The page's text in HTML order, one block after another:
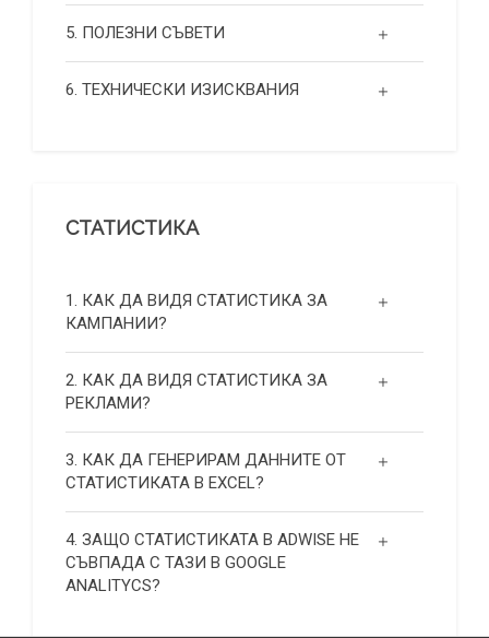
5. ПОЛЕЗНИ СЪВЕТИ
6. ТЕХНИЧЕСКИ ИЗИСКВАНИЯ
СТАТИСТИКА
1. КАК ДА ВИДЯ СТАТИСТИКА ЗА
КАМПАНИИ?
2. КАК ДА ВИДЯ СТАТИСТИКА ЗА
РЕКЛАМИ?
3. КАК ДА ГЕНЕРИРАМ ДАННИТЕ ОТ
СТАТИСТИКАТА В EXCEL?
4. ЗАЩО СТАТИСТИКАТА В ADWISE НЕ
СЪВПАДА С ТАЗИ В GOOGLE
ANALITYCS?